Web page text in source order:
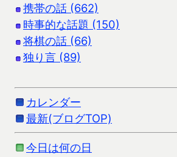
携帯の話 (662)
時事的な話題 (150)
将棋の話 (66)
独り言 (89)
カレンダー
最新(ブログTOP)
今日は何の日